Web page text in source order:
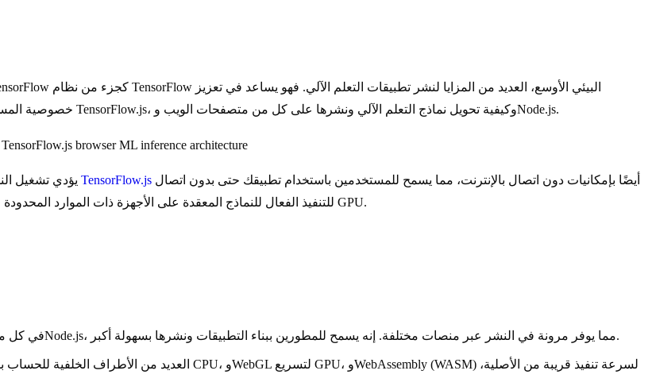
خصوصية المستخدم وأمنه من خلال إبقاء البيانات الحساسة على الجهاز. توضح الصورة أدناه بنية TensorFlow.js، وكيفية تحويل نماذج التعلم الآلي ونشرها على كل من متصفحات الويب وNode.js.
TensorFlow.js
بالإنترنت. تم تصميم TF.js للتنفيذ الفعال للنماذج المعقدة على الأجهزة ذات الموارد المحدودة حيث تم تصميمه من أجل قابلية التوسع، مع دعم تسريع GPU.
يمكن استخدام TensorFlow.js في كل من بيئات المتصفح وNode.js، مما يوفر مرونة في النشر عبر منصات مختلفة. إنه يسمح للمطورين ببناء التطبيقات ونشرها بسهولة أكبر.